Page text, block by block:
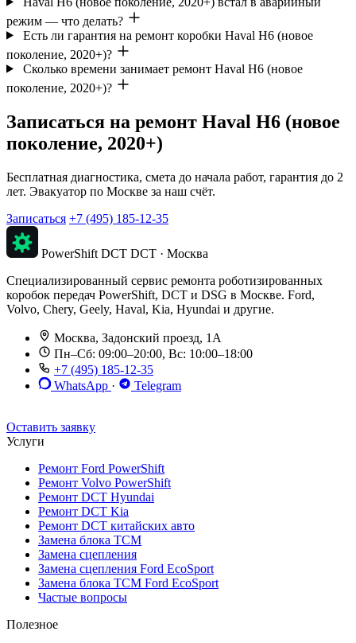
режим — что делать?
Есть ли гарантия на ремонт коробки Haval H6 (новое
поколение, 2020+)?
Сколько времени занимает ремонт Haval H6 (новое
поколение, 2020+)?
Записаться на ремонт Haval H6 (новое
поколение, 2020+)
Бесплатная диагностика, смета до начала работ, гарантия до 2
лет. Эвакуатор по Москве за наш счёт.
Записаться +7 (495) 185-12-35
PowerShift DCT DCT · Москва
Специализированный сервис ремонта роботизированных
коробок передач PowerShift, DCT и DSG в Москве. Ford,
Volvo, Chery, Geely, Haval, Kia, Hyundai и другие.
Москва, Задонский проезд, 1А
Пн–Сб: 09:00–20:00, Вс: 10:00–18:00
+7 (495) 185-12-35
WhatsApp ·
Telegram
Оставить заявку
Услуги
Ремонт Ford PowerShift
Ремонт Volvo PowerShift
Ремонт DCT Hyundai
Ремонт DCT Kia
Ремонт DCT китайских авто
Замена блока TCM
Замена сцепления
Замена сцепления Ford EcoSport
Замена блока TCM Ford EcoSport
Частые вопросы
Полезное